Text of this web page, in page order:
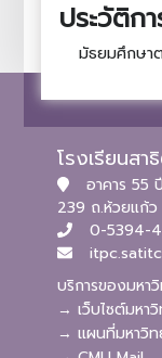
ประวัติก
มัธยมศึกษา
อาคาร 55
239 ถ.ห้วยแก้
0-5394-
บริการของมหา
→ เว็บไซต์มหา
→ แผนที่มหาวิท